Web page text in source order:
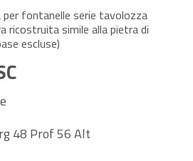
fontanelle serie tavolozza
ricostruita simile alla pietra di
escluse)
48 Prof 56 Alt